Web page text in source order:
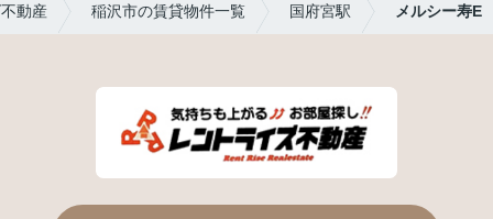
動産 稲沢市の賃貸物件一覧 国府宮駅 メルシー寿E